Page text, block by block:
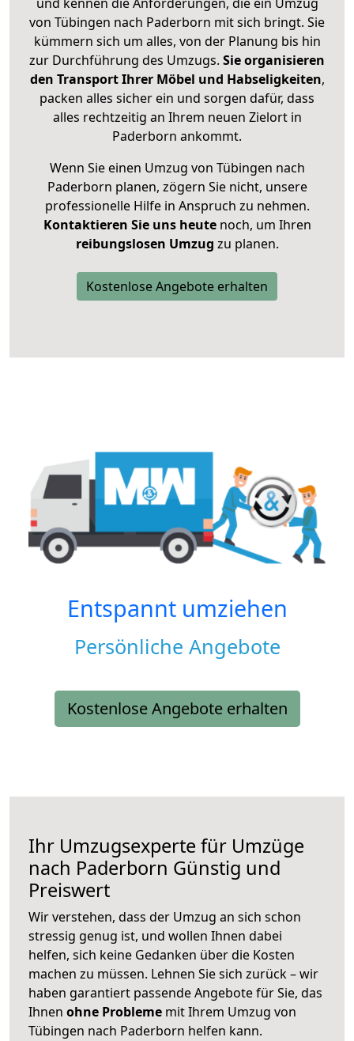
von Tübingen nach Paderborn mit sich bringt. Sie
kümmern sich um alles, von der Planung bis hin
zur Durchführung des Umzugs. Sie organisieren
den Transport Ihrer Möbel und Habseligkeiten,
packen alles sicher ein und sorgen dafür, dass
alles rechtzeitig an Ihrem neuen Zielort in
Paderborn ankommt.
Wenn Sie einen Umzug von Tübingen nach
Paderborn planen, zögern Sie nicht, unsere
professionelle Hilfe in Anspruch zu nehmen.
Kontaktieren Sie uns heutenoch, um Ihren
reibungslosen Umzug zu planen.
Kostenlose Angebote erhalten
Entspannt umziehen
Persönliche Angebote
Kostenlose Angebote erhalten
Ihr Umzugsexperte für Umzüge
nach Paderborn Günstig und
Preiswert
Wir verstehen, dass der Umzug an sich schon
stressig genug ist, und wollen Ihnen dabei
helfen, sich keine Gedanken über die Kosten
machen zu müssen. Lehnen Sie sich zurück – wir
haben garantiert passende Angebote für Sie, das
Ihnen ohne Probleme mit Ihrem Umzug von
Tübingen nach Paderborn helfen kann.